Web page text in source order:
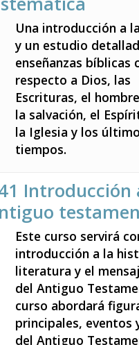
Una introducción a
y un estudio
enseñanzas bíblicas
respecto a Dios, las
Escrituras, el
la salvación, el
la Iglesia y los
tiempos.
Introducción
Este curso servirá
introducción a la
literatura y el
del Antiguo
curso abordará
principales, eventos
del Antiguo